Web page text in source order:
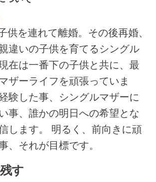
供を連れて離婚。その後再婚、
違いの子供を育てるシングル
在は一番下の子供と共に、最
ザーライフを頑張っていま
験した事、シングルマザーに
事、誰かの明日への希望とな
します。 明るく、前向きに頑
、それが目標です。
す